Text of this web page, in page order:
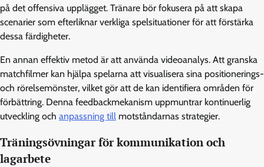
på det offensiva upplägget. Tränare bör fokusera på att skapa
scenarier som efterliknar verkliga spelsituationer för att förstärka
dessa färdigheter.
En annan effektiv metod är att använda videoanalys. Att granska
matchfilmer kan hjälpa spelarna att visualisera sina positionerings-
och rörelsemönster, vilket gör att de kan identifiera områden för
förbättring. Denna feedbackmekanism uppmuntrar kontinuerlig
utveckling och anpassning till motståndarnas strategier.
Träningsövningar för kommunikation och
lagarbete